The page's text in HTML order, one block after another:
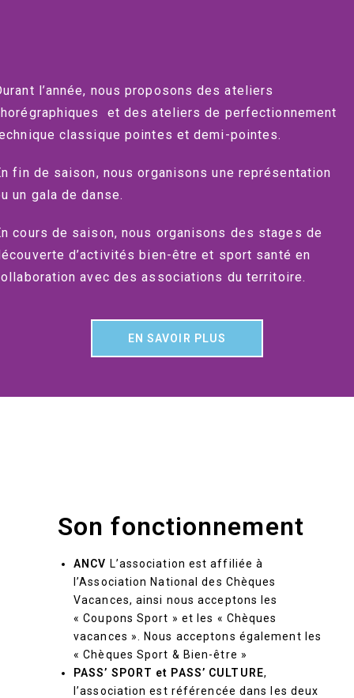
l’année, nous proposonsdes ateliers
et des ateliers de perfectionnement
classique pointes et demi-pointes.
fin de saison, nous organisons une représentation
un gala de danse.
cours de saison, nous organisons des stages de
d’activités bien-être et sport santé en
avec des associations du territoire.
EN SAVOIR PLUS
Son fonctionnement
ANCV L’association est affiliée à
l’Association National des Chèques
Vacances, ainsi nous acceptons les
« Coupons Sport » et les « Chèques
vacances ». Nous acceptons également les
« Chèques Sport & Bien-être »
PASS’ SPORT et PASS’ CULTURE,
l’association est référencée dans les deux